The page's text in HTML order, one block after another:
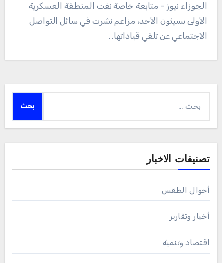
الأولى بسيئون الأحد، مزاعم نشرت في سائل التواصل
الاجتماعي عن تلقي قياداتها…
عن:
تصنيفات الاخبار
أحوال الطقس
أخبار وتقارير
اقتصاد وتنمية